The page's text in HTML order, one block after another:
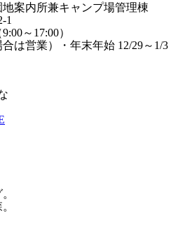
案内所兼キャンプ場管理棟
1
～17:00）
は営業）・年末年始 12/29～1/3